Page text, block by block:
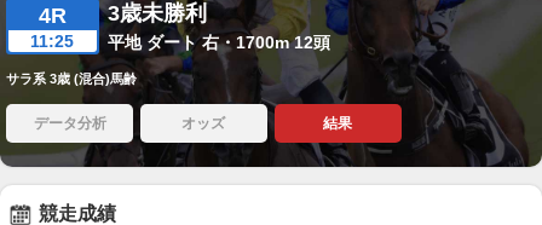
4R
11:25
3歳未勝利
平地 ダート 右・1700m 12頭
サラ系 3歳 (混合)馬齢
データ分析 オッズ 結果
競走成績